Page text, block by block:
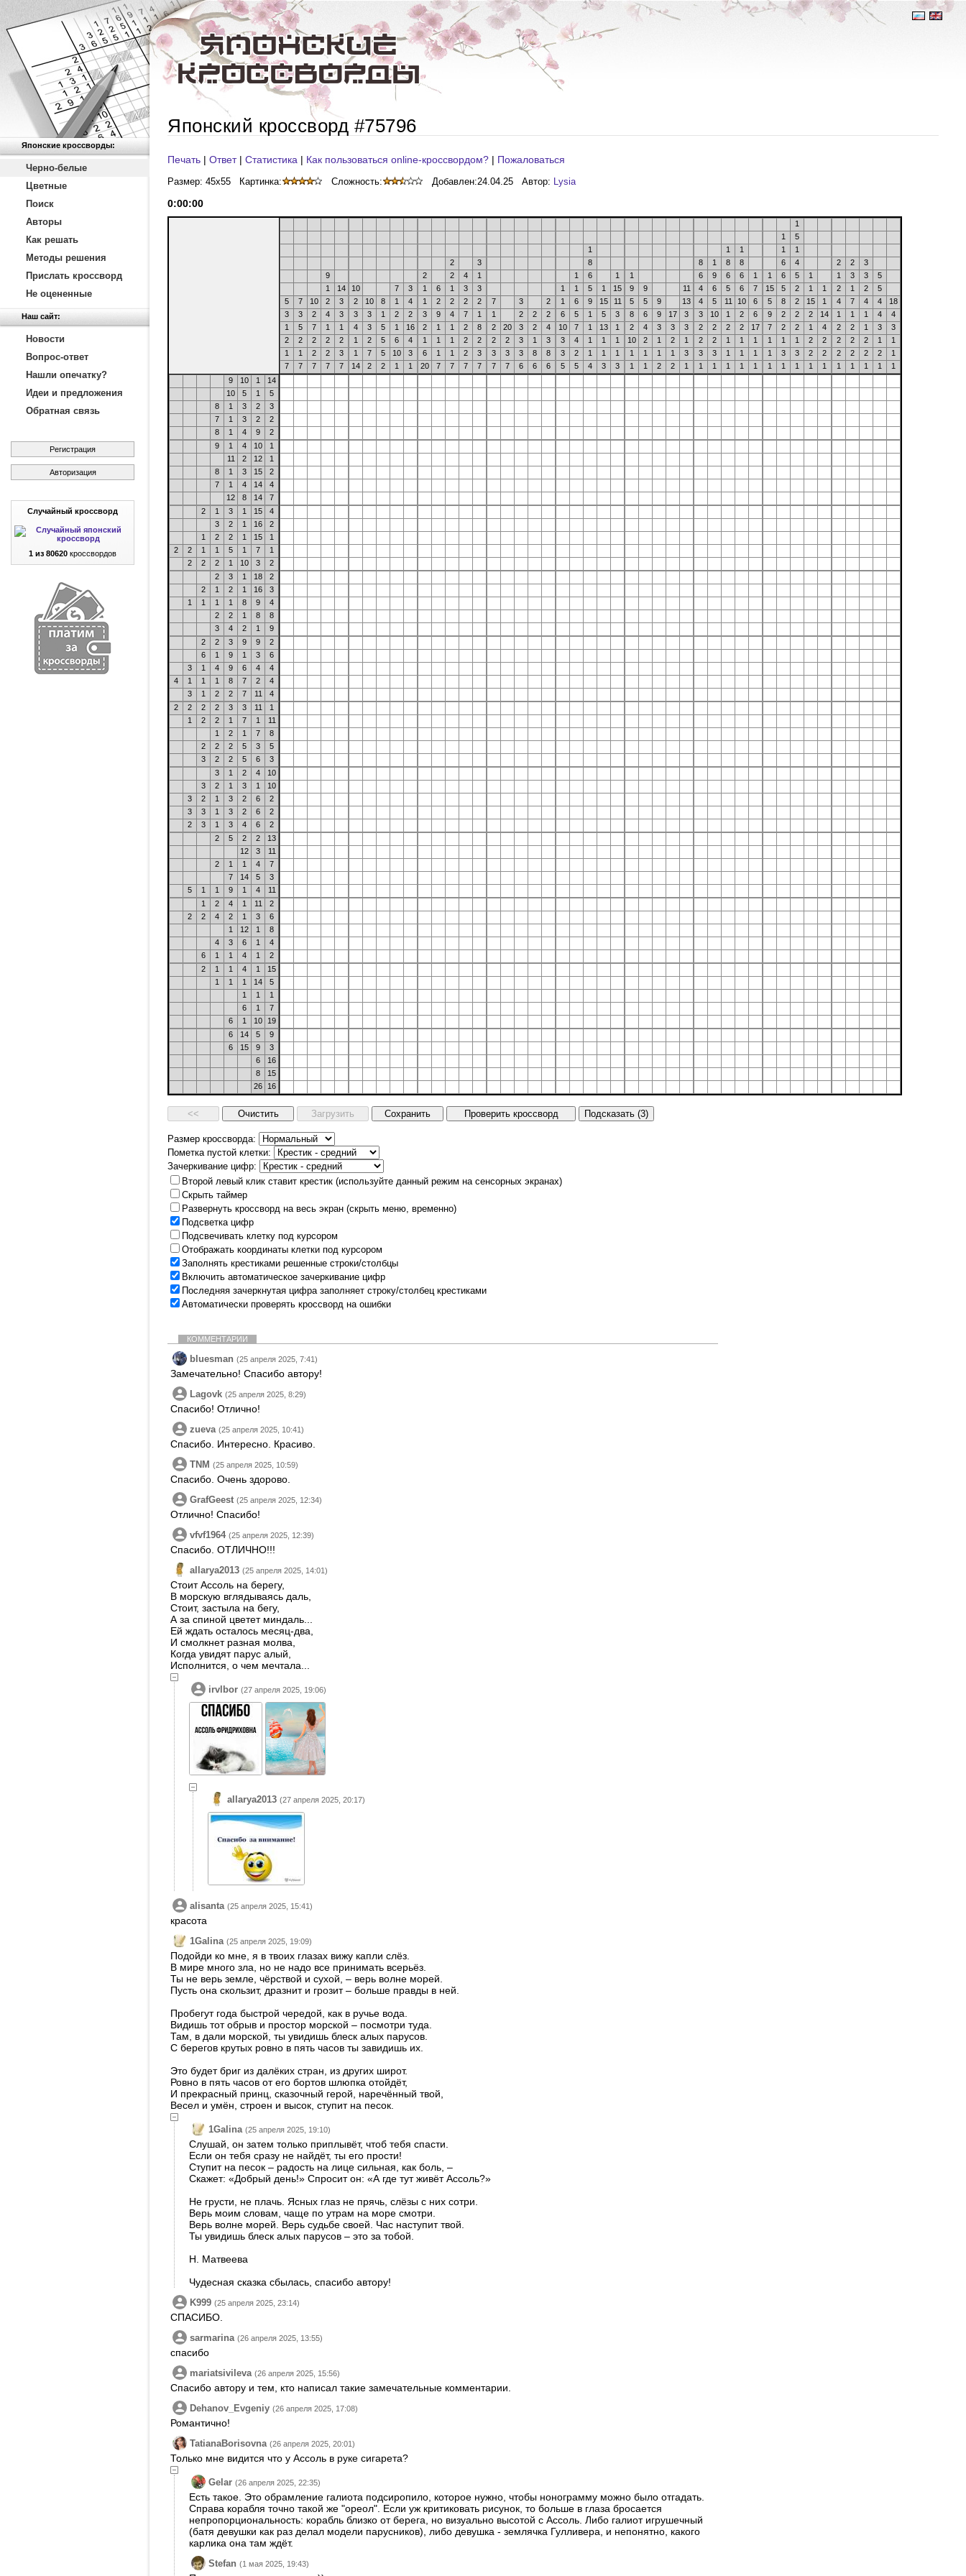
Японские кроссворды:
Черно-белые
Цветные
Поиск
Авторы
Как решать
Методы решения
Прислать кроссворд
Не оцененные
Наш сайт:
Новости
Вопрос-ответ
Нашли опечатку?
Идеи и предложения
Обратная связь
Регистрация
Авторизация
Случайный кроссворд
1 из 80620 кроссвордов
Японский кроссворд #75796
Печать | Ответ| Статистика | Как пользоваться online-кроссвордом? | Пожаловаться
Размер: 45x55 Картинка: Сложность: Добавлен:24.04.25 Автор: Lysia
0:00:00
1
1
5
1
1 1 1
1
2
3 8 8 1 8 8 6 4 2 2
3
9
2 2 4 1 1 6 1 1 6 9 6 6 1 1 6 5 1 1 3 3
5
1
14 10 7 3 1 6 1 3 3 1 1 5 1 15 9 9 11 4 6 5 6 7 15 5 2 1 1 2 1 2
5
5
7 10 2 3 2 10 8 1 4 1 2 2 2 2 7 3 2 1 6 9 15 11 5 5 9 13 4 5 11 10 6 5 8 2 15 1 4 7 4 4
18
3
3 2 4 3 3 3 1 2 2 3 9 4 7 1 1 2 2 2 6 5 1 5 3 8 6 9 17 3 3 10 1 2 6 9 2 2 2 14 1 1 1 4
4
1
5 7 1 1 4 3 5 1 16 2 1 1 2 8 2 20 3 2 4 10 7 1 13 1 2 4 3 3 3 2 2 2 2 17 7 2 2 1 4 2 2 1 3
3
2
2 2 2 2 1 2 5 6 4 1 1 1 2 2 2 2 3 1 3 3 4 1 1 1 10 2 1 2 1 2 2 1 1 1 1 1 1 2 2 2 2 2 1
1
1
1 2 2 3 1 7 5 10 3 6 1 1 2 3 3 3 3 8 8 3 2 1 1 1 1 1 1 1 3 3 3 1 1 1 1 3 3 2 2 2 2 2 2
1
7
7 7 7 7 14 2 2 1 1 20 7 7 7 7 7 7 6 6 6 5 5 4 3 3 1 1 2 2 1 1 1 1 1 1 1 1 1 1 1 1 1 1 1
1
9
10 1
14
10
5 1
5
8
1 3 2
3
7
1 3 2
2
8
1 4 9
2
9
1 4 10
1
11
2 12
1
8
1 3 15
2
7
1 4 14
4
12
8 14
7
2
1 3 1 15
4
3
2 1 16
2
1
2 2 1 15
1
2
2 1 1 5 1 7
1
2
2 2 1 10 3
2
2
3 1 18
2
2
1 2 1 16
3
1
1 1 1 8 9
4
2
2 1 8
8
3
4 2 1
9
2
2 3 9 9
2
6
1 9 1 3
6
3
1 4 9 6 4
4
4
1 1 1 8 7 2
4
3
1 2 2 7 11
4
2
2 2 2 3 3 11
1
1
2 2 1 7 1
11
1
2 1 7
8
2
2 2 5 3
5
3
2 2 5 6
3
3
1 2 4
10
3
2 1 3 1
10
3
2 1 3 2 6
2
3
3 1 3 2 6
2
2
3 1 3 4 6
2
2
5 2 2
13
12
3
11
2
1 1 4
7
7
14 5
3
5
1 1 9 1 4
11
1
2 4 1 11
2
2
2 4 2 1 3
6
1
12 1
8
4
3 6 1
4
6
1 1 4 1
2
2
1 1 4 1
15
1
1 1 14
5
1
1
1
6
1
7
6
1 10
19
6
14 5
9
6
15 9
3
6
16
8
15
26
16
Размер кроссворда:
Пометка пустой клетки:
Зачеркивание цифр:
Второй левый клик ставит крестик (используйте данный режим на сенсорных экранах)
Скрыть таймер
Развернуть кроссворд на весь экран (скрыть меню, временно)
Подсветка цифр
Подсвечивать клетку под курсором
Отображать координаты клетки под курсором
Заполнять крестиками решенные строки/столбцы
Включить автоматическое зачеркивание цифр
Последняя зачеркнутая цифра заполняет строку/столбец крестиками
Автоматически проверять кроссворд на ошибки
КОММЕНТАРИИ
bluesman (25 апреля 2025, 7:41)
Замечательно! Спасибо автору!
Lagovk (25 апреля 2025, 8:29)
Спасибо! Отлично!
zueva (25 апреля 2025, 10:41)
Спасибо. Интересно. Красиво.
TNM (25 апреля 2025, 10:59)
Спасибо. Очень здорово.
GrafGeest (25 апреля 2025, 12:34)
Отлично! Спасибо!
vfvf1964 (25 апреля 2025, 12:39)
Спасибо. ОТЛИЧНО!!!
allarya2013 (25 апреля 2025, 14:01)
Стоит Ассоль на берегу,
В морскую вглядываясь даль,
Стоит, застыла на бегу,
А за спиной цветет миндаль...
Ей ждать осталось месяц-два,
И смолкнет разная молва,
Когда увидят парус алый,
Исполнится, о чем мечтала...
irvlbor (27 апреля 2025, 19:06)
allarya2013 (27 апреля 2025, 20:17)
alisanta (25 апреля 2025, 15:41)
красота
1Galina (25 апреля 2025, 19:09)
Подойди ко мне, я в твоих глазах вижу капли слёз.
В мире много зла, но не надо все принимать всерьёз.
Ты не верь земле, чёрствой и сухой, – верь волне морей.
Пусть она скользит, дразнит и грозит – больше правды в ней.
Пробегут года быстрой чередой, как в ручье вода.
Видишь тот обрыв и простор морской – посмотри туда.
Там, в дали морской, ты увидишь блеск алых парусов.
С берегов крутых ровно в пять часов ты завидишь их.
Это будет бриг из далёких стран, из других широт.
Ровно в пять часов от его бортов шлюпка отойдёт,
И прекрасный принц, сказочный герой, наречённый твой,
Весел и умён, строен и высок, ступит на песок.
1Galina (25 апреля 2025, 19:10)
Слушай, он затем только приплывёт, чтоб тебя спасти.
Если он тебя сразу не найдёт, ты его прости!
Ступит на песок – радость на лице сильная, как боль, –
Скажет: «Добрый день!» Спросит он: «А где тут живёт Ассоль?»
Не грусти, не плачь. Ясных глаз не прячь, слёзы с них сотри.
Верь моим словам, чаще по утрам на море смотри.
Верь волне морей. Верь судьбе своей. Час наступит твой.
Ты увидишь блеск алых парусов – это за тобой.
Н. Матвеева
Чудесная сказка сбылась, спасибо автору!
K999 (25 апреля 2025, 23:14)
СПАСИБО.
sarmarina (26 апреля 2025, 13:55)
спасибо
mariatsivileva (26 апреля 2025, 15:56)
Спасибо автору и тем, кто написал такие замечательные комментарии.
Dehanov_Evgeniy (26 апреля 2025, 17:08)
Романтично!
TatianaBorisovna (26 апреля 2025, 20:01)
Только мне видится что у Ассоль в руке сигарета?
Gelar (26 апреля 2025, 22:35)
Есть такое. Это обрамление галиота подсиропило, которое нужно, чтобы нонограмму можно было отгадать.
Справа корабля точно такой же "ореол". Если уж критиковать рисунок, то больше в глаза бросается
непропорциональность: корабль близко от берега, но визуально высотой с Ассоль. Либо галиот игрушечный
(батя девушки как раз делал модели парусников), либо девушка - землячка Гулливера, и непонятно, какого
карлика она там ждёт.
Stefan (1 мая 2025, 19:43)